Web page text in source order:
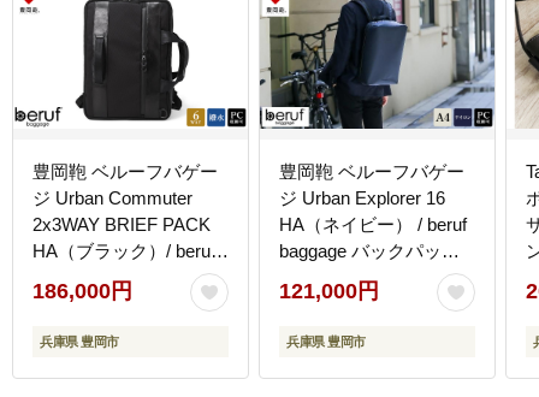
豊岡鞄 ベルーフバゲー
ジ Urban Commuter
2x3WAY BRIEF PACK
HA（ブラック）/ beruf
baggage バックパック
ビジネスバッグ ビジネ
スリュック リュックサ
ンズ カバン
186,000円
兵庫県 豊岡市
豊岡鞄 ベルーフバゲー
ジ Urban Explorer 16
HA（ネイビー） / beruf
baggage バックパック
ビジネスバッグ ビジネ
スリュック リュックサ
ック メンズ リュックメ
121,000円
兵庫県 豊岡市